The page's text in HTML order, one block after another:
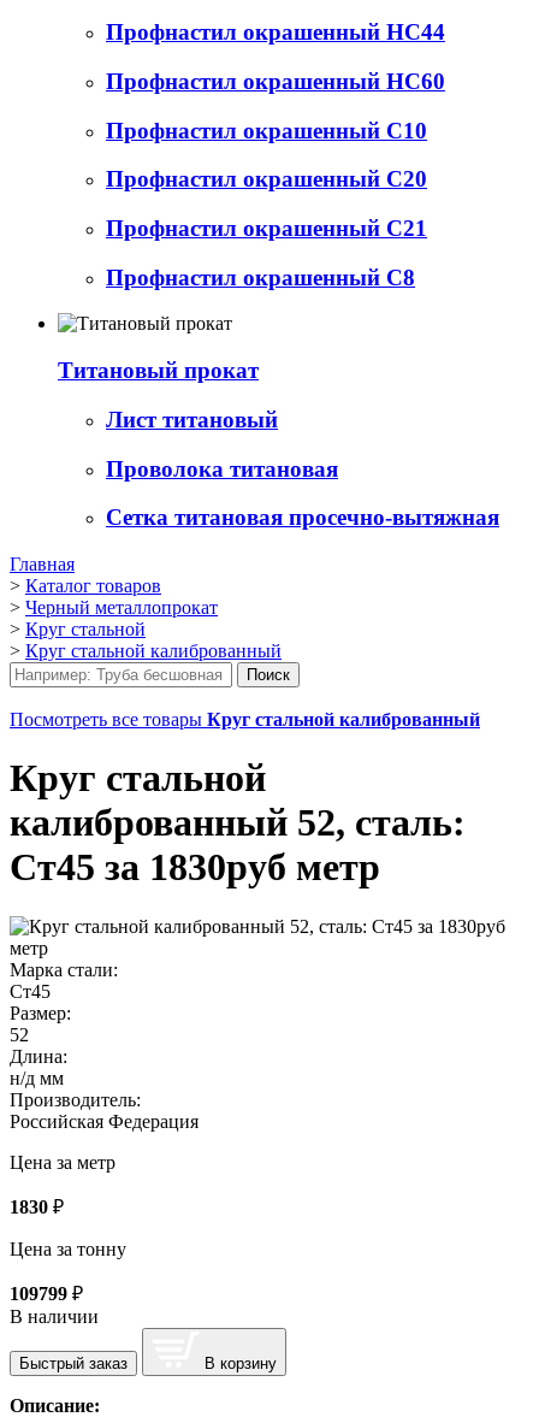
Профнастил окрашенный НС44
Профнастил окрашенный НС60
Профнастил окрашенный С10
Профнастил окрашенный С20
Профнастил окрашенный С21
Профнастил окрашенный С8
Титановый прокат
Лист титановый
Проволока титановая
Сетка титановая просечно-вытяжная
Главная
> Каталог товаров
> Черный металлопрокат
> Круг стальной
> Круг стальной калиброванный
Посмотреть все товары Круг стальной калиброванный
Круг стальной
калиброванный 52, сталь:
Ст45 за 1830руб метр
Марка стали:
Ст45
Размер:
52
Длина:
н/д мм
Производитель:
Российская Федерация
Цена за метр
1830 ₽
Цена за тонну
109799 ₽
В наличии
Быстрый заказ В корзину
Описание: